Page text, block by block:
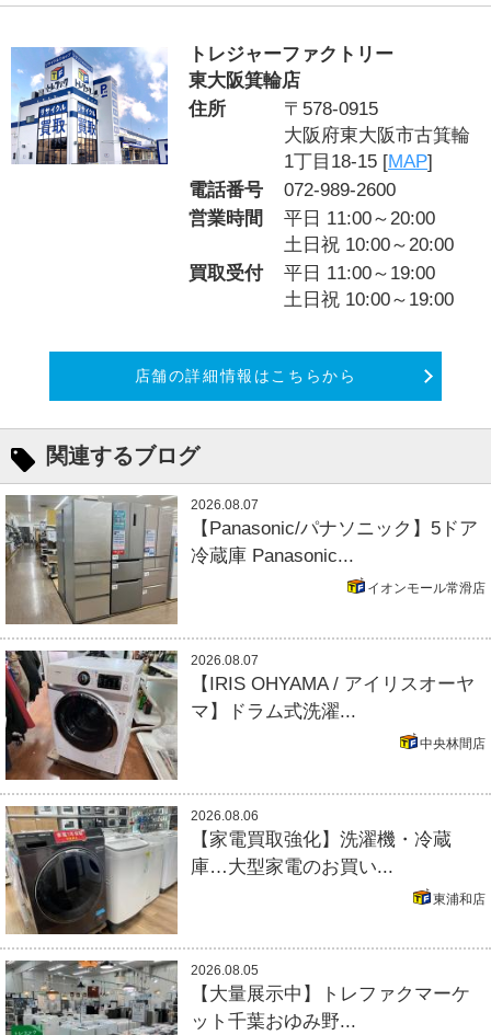
トレジャーファクトリー
東大阪箕輪店
住所
〒578-0915
大阪府東大阪市古箕輪
1丁目18-15 [MAP]
電話番号
072-989-2600
営業時間
平日 11:00～20:00
土日祝 10:00～20:00
買取受付
平日 11:00～19:00
土日祝 10:00～19:00
店舗の詳細情報はこちらから
関連するブログ
2026.08.07
【Panasonic/パナソニック】5ドア
冷蔵庫 Panasonic...
イオンモール常滑店
2026.08.07
【IRIS OHYAMA / アイリスオーヤ
マ】ドラム式洗濯...
中央林間店
2026.08.06
【家電買取強化】洗濯機・冷蔵
庫…大型家電のお買い...
東浦和店
2026.08.05
【大量展示中】トレファクマーケ
ット千葉おゆみ野...